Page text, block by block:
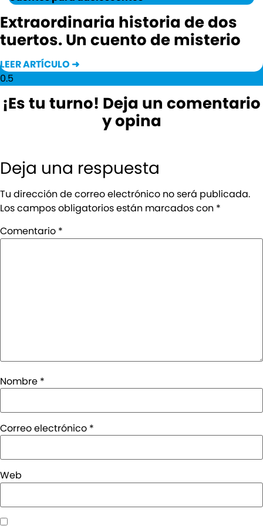
Extraordinaria historia de dos
tuertos. Un cuento de misterio
LEER ARTÍCULO ➜
¡Es tu turno! Deja un comentario
y opina
Deja una respuesta
Tu dirección de correo electrónico no será publicada.
Los campos obligatorios están marcados con *
Comentario *
Nombre *
Correo electrónico *
Web